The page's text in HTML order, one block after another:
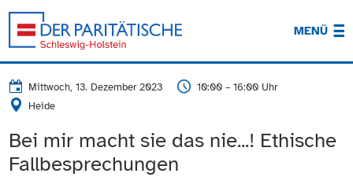
MENÜ
Mittwoch, 13. Dezember 2023
10:00 – 16:00 Uhr
Heide
Bei mir macht sie das nie...! Ethische
Fallbesprechungen